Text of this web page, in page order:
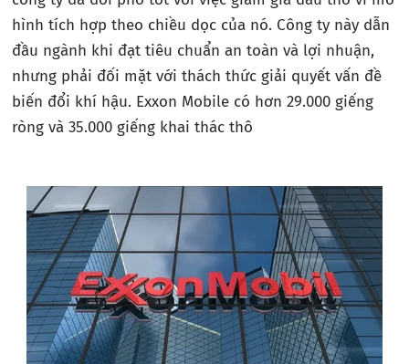
hình tích hợp theo chiều dọc của nó. Công ty này dẫn
đầu ngành khi đạt tiêu chuẩn an toàn và lợi nhuận,
nhưng phải đối mặt với thách thức giải quyết vấn đề
biến đổi khí hậu. Exxon Mobile có hơn 29.000 giếng
ròng và 35.000 giếng khai thác thô